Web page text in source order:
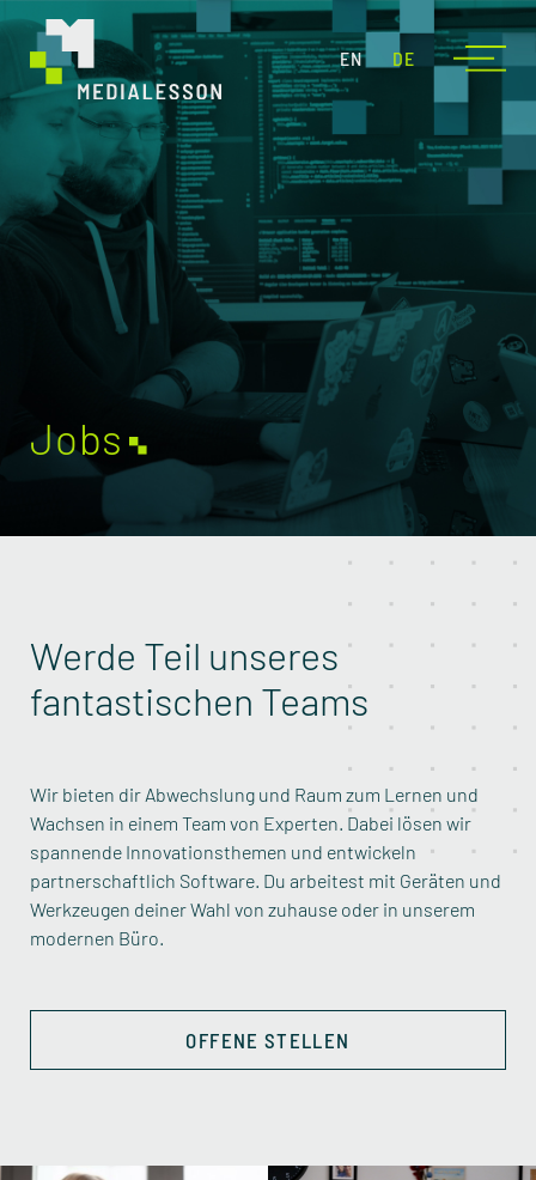
EN DE
Jobs
Werde Teil unseres
fantastischen Teams
Wir bieten dir Abwechslung und Raum zum Lernen und
Wachsen in einem Team von Experten. Dabei lösen wir
spannende Innovationsthemen und entwickeln
partnerschaftlich Software. Du arbeitest mit Geräten und
Werkzeugen deiner Wahl von zuhause oder in unserem
modernen Büro.
OFFENE STELLEN